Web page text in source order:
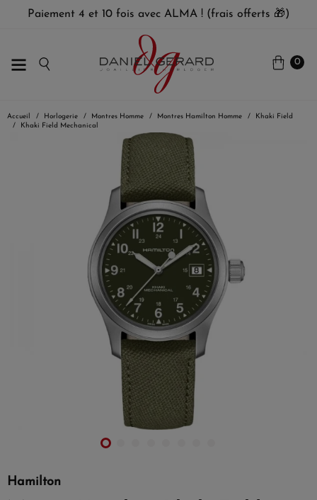
Paiement 4 et 10 fois avec ALMA ! (frais offerts 🎁)
0
Accueil Horlogerie Montres Homme Montres Hamilton Homme
Khaki Field
Khaki Field Mechanical
Hamilton